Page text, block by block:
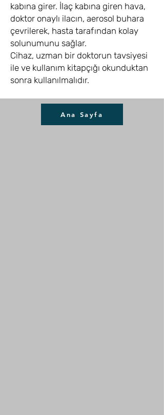
kabına girer. İlaç kabına giren hava,
doktor onaylı ilacın, aerosol buhara
çevrilerek, hasta tarafından kolay
solunumunu sağlar.
Cihaz, uzman bir doktorun tavsiyesi
ile ve kullanım kitapçığı okunduktan
sonra kullanılmalıdır.
Ana Sayfa